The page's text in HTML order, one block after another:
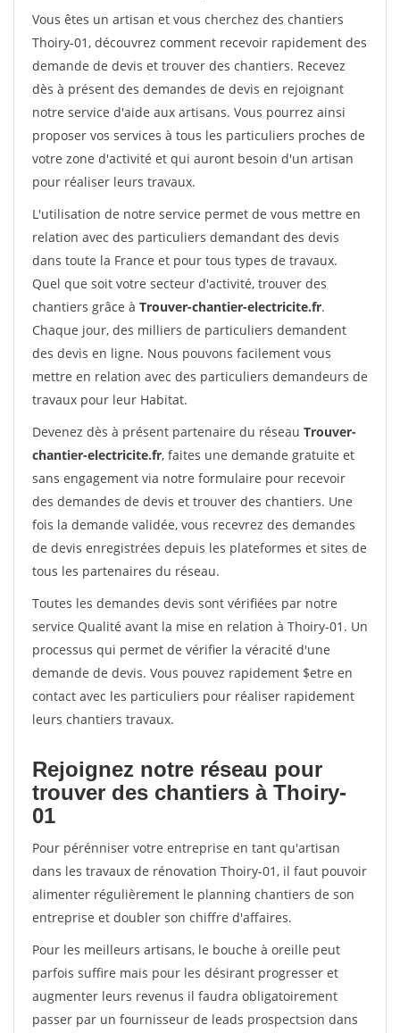
Vous êtes un artisan et vous cherchez des chantiers
Thoiry-01, découvrez comment recevoir rapidement des
demande de devis et trouver des chantiers. Recevez
dès à présent des demandes de devis en rejoignant
notre service d'aide aux artisans. Vous pourrez ainsi
proposer vos services à tous les particuliers proches de
votre zone d'activité et qui auront besoin d'un artisan
pour réaliser leurs travaux.
L'utilisation de notre service permet de vous mettre en
relation avec des particuliers demandant des devis
dans toute la France et pour tous types de travaux.
Quel que soit votre secteur d'activité, trouver des
chantiers grâce à Trouver-chantier-electricite.fr.
Chaque jour, des milliers de particuliers demandent
des devis en ligne. Nous pouvons facilement vous
mettre en relation avec des particuliers demandeurs de
travaux pour leur Habitat.
Devenez dès à présent partenaire du réseau Trouver-
chantier-electricite.fr, faites une demande gratuite et
sans engagement via notre formulaire pour recevoir
des demandes de devis et trouver des chantiers. Une
fois la demande validée, vous recevrez des demandes
de devis enregistrées depuis les plateformes et sites de
tous les partenaires du réseau.
Toutes les demandes devis sont vérifiées par notre
service Qualité avant la mise en relation à Thoiry-01. Un
processus qui permet de vérifier la véracité d'une
demande de devis. Vous pouvez rapidement $etre en
contact avec les particuliers pour réaliser rapidement
leurs chantiers travaux.
Rejoignez notre réseau pour
trouver des chantiers à Thoiry-
01
Pour pérénniser votre entreprise en tant qu'artisan
dans les travaux de rénovation Thoiry-01, il faut pouvoir
alimenter régulièrement le planning chantiers de son
entreprise et doubler son chiffre d'affaires.
Pour les meilleurs artisans, le bouche à oreille peut
parfois suffire mais pour les désirant progresser et
augmenter leurs revenus il faudra obligatoirement
passer par un fournisseur de leads prospectsion dans